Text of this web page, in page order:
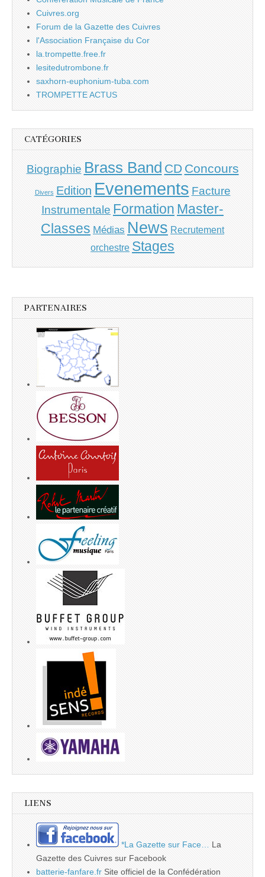
Cuivres.org
Forum de la Gazette des Cuivres
l'Association Française du Cor
la.trompette.free.fr
lesitedutrombone.fr
saxhorn-euphonium-tuba.com
TROMPETTE ACTUS
CATÉGORIES
Biographie Brass Band CD Concours
Divers Edition Evenements Facture
Instrumentale Formation Master-
Classes Médias News Recrutement
orchestre Stages
PARTENAIRES
LIENS
*La Gazette sur Face…
La
Gazette des Cuivres sur Facebook
batterie-fanfare.fr Site officiel de la Confédération